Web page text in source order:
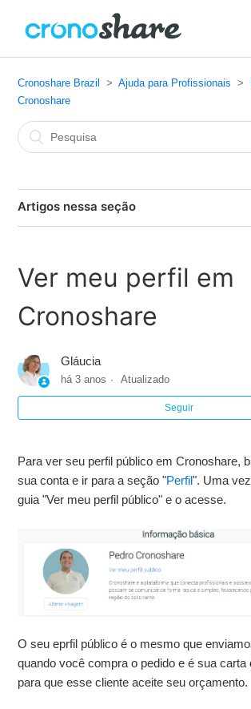
Cronoshare Brazil Ajuda para Profissionais
Cronoshare
Artigos nessa seção
Como inserir o selo em Wordpress ou Wix?
Documentação e licenças para profissionais
Editar imagens em sua galeria
Editar a localização (CEP, cidade e região
Editar profissão (habilidades)
Editar informações básicas (nome,
O que são os selos de confiança para
Exibir mais
Ver meu perfil em
Cronoshare
Gláucia
há 3 anos Atualizado
Seguir
Para ver seu perfil público em Cronoshare,
sua conta e ir para a seção "Perfil". Uma
guia "Ver meu perfil público" e o acesse.
O seu eprfil público é o mesmo que
quando você compra o pedido e é sua carta
para que esse cliente aceite seu orçamento.